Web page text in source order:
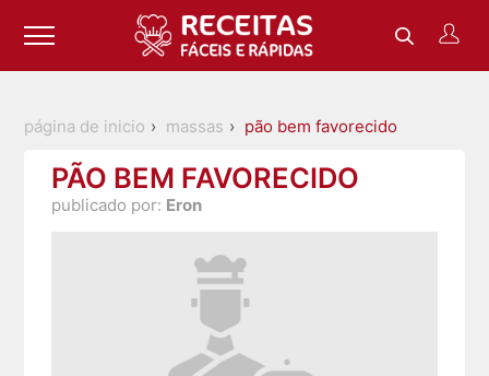
página de inicio massas pão bem favorecido
PÃO BEM FAVORECIDO
publicado por: Eron